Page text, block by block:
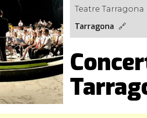
Teatre Tarragona
Tarragona